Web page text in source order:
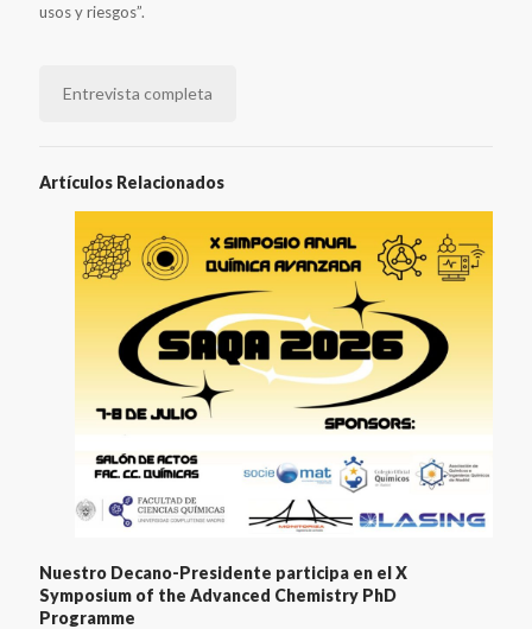
usos y riesgos”.
Entrevista completa
Artículos Relacionados
Nuestro Decano-Presidente participa en el X
Symposium of the Advanced Chemistry PhD
Programme